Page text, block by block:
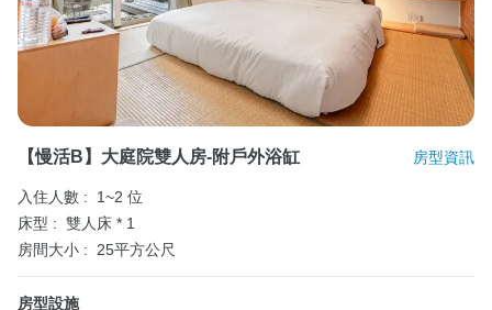
【慢活b】大庭院雙人房-附戶外浴缸 房型資訊
入住人數 :
1~2 位
床型 : 雙人床 * 1
房間大小 : 25平方公尺
房型設施